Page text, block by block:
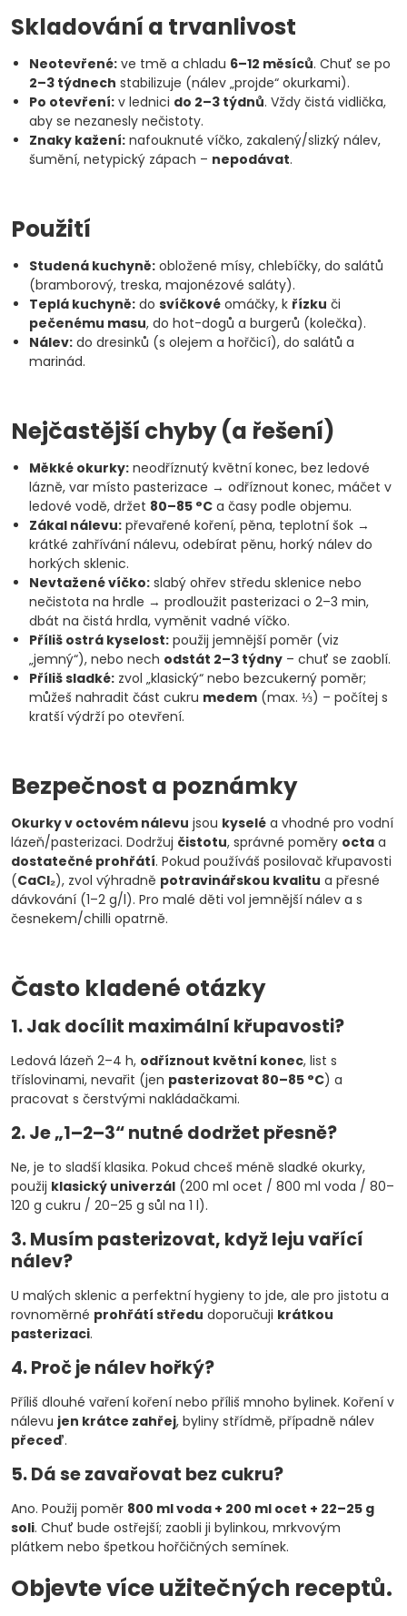
Skladování a trvanlivost
Neotevřené: ve tmě a chladu 6–12 měsíců. Chuť se po
2–3 týdnech stabilizuje (nálev „projde“ okurkami).
Po otevření: v lednici do 2–3 týdnů. Vždy čistá vidlička,
aby se nezanesly nečistoty.
Znaky kažení: nafouknuté víčko, zakalený/slizký nálev,
šumění, netypický zápach – nepodávat.
Použití
Studená kuchyně: obložené mísy, chlebíčky, do salátů
(bramborový, treska, majonézové saláty).
Teplá kuchyně: do svíčkové omáčky, k řízku či
pečenému masu, do hot-dogů a burgerů (kolečka).
Nálev: do dresinků (s olejem a hořčicí), do salátů a
marinád.
Nejčastější chyby (a řešení)
Měkké okurky: neodříznutý květní konec, bez ledové
lázně, var místo pasterizace → odříznout konec, máčet v
ledové vodě, držet 80–85 °C a časy podle objemu.
Zákal nálevu: převařené koření, pěna, teplotní šok →
krátké zahřívání nálevu, odebírat pěnu, horký nálev do
horkých sklenic.
Nevtažené víčko: slabý ohřev středu sklenice nebo
nečistota na hrdle → prodloužit pasterizaci o 2–3 min,
dbát na čistá hrdla, vyměnit vadné víčko.
Příliš ostrá kyselost: použij jemnější poměr (viz
„jemný“), nebo nech odstát 2–3 týdny – chuť se zaoblí.
Příliš sladké: zvol „klasický“ nebo bezcukerný poměr;
můžeš nahradit část cukru medem (max. ⅓) – počítej s
kratší výdrží po otevření.
Bezpečnost a poznámky
Okurky v octovém nálevu jsou kyselé a vhodné pro vodní
lázeň/pasterizaci. Dodržuj čistotu, správné poměry octa a
dostatečné prohřátí. Pokud používáš posilovač křupavosti
(CaCl₂), zvol výhradně potravinářskou kvalitu a přesné
dávkování (1–2 g/l). Pro malé děti vol jemnější nálev a s
česnekem/chilli opatrně.
Často kladené otázky
1. Jak docílit maximální křupavosti?
Ledová lázeň 2–4 h, odříznout květní konec, list s
tříslovinami, nevařit (jen pasterizovat 80–85 °C) a
pracovat s čerstvými nakládačkami.
2. Je „1–2–3“ nutné dodržet přesně?
Ne, je to sladší klasika. Pokud chceš méně sladké okurky,
použij klasický univerzál (200 ml ocet / 800 ml voda / 80–
120 g cukru / 20–25 g sůl na 1 l).
3. Musím pasterizovat, když leju vařící
nálev?
U malých sklenic a perfektní hygieny to jde, ale pro jistotu a
rovnoměrné prohřátí středu doporučuji krátkou
pasterizaci.
4. Proč je nálev hořký?
Příliš dlouhé vaření koření nebo příliš mnoho bylinek. Koření v
nálevu jen krátce zahřej, byliny střídmě, případně nálev
přeceď.
5. Dá se zavařovat bez cukru?
Ano. Použij poměr 800 ml voda + 200 ml ocet + 22–25 g
soli. Chuť bude ostřejší; zaobli ji bylinkou, mrkvovým
plátkem nebo špetkou hořčičných semínek.
Objevte více užitečných receptů.